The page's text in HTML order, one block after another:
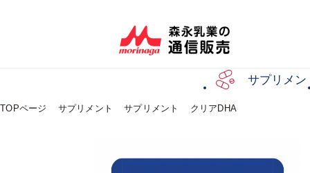
サプリメン
TOPページ サプリメント サプリメント クリアDHA